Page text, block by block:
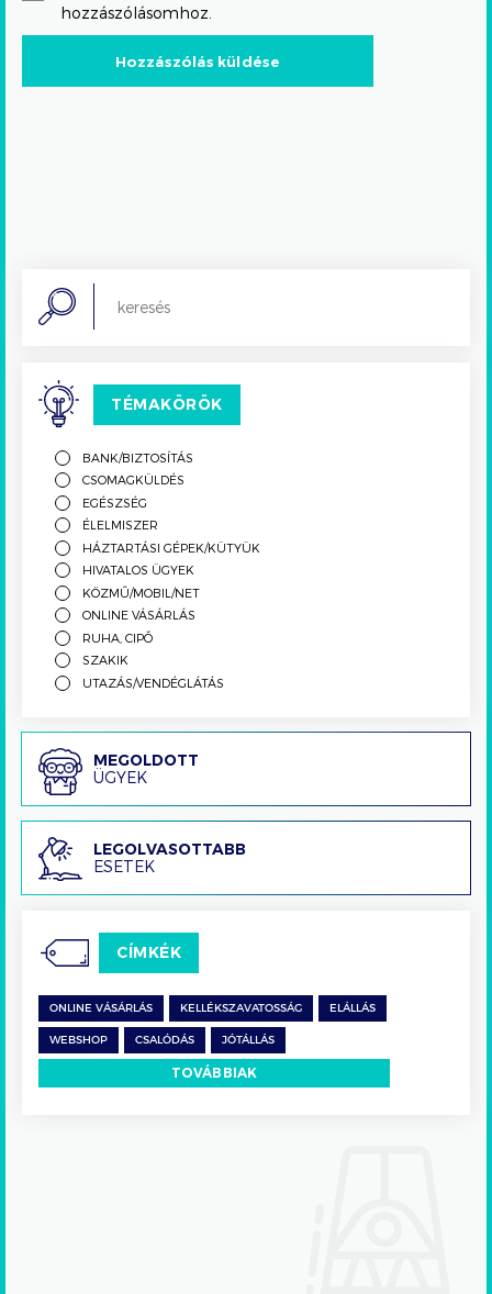
hozzászólásomhoz.
Search
TÉMAKÖRÖK
BANK/BIZTOSÍTÁS
CSOMAGKÜLDÉS
EGÉSZSÉG
ÉLELMISZER
HÁZTARTÁSI GÉPEK/KÜTYÜK
HIVATALOS ÜGYEK
KÖZMŰ/MOBIL/NET
ONLINE VÁSÁRLÁS
RUHA, CIPŐ
SZAKIK
UTAZÁS/VENDÉGLÁTÁS
Megoldott
ügyek
MEGOLDOTT
ÜGYEK
Legolvasottabb
esetek
LEGOLVASOTTABB
ESETEK
CÍMKÉK
ONLINE VÁSÁRLÁS KELLÉKSZAVATOSSÁG ELÁLLÁS
WEBSHOP CSALÓDÁS JÓTÁLLÁS
TOVÁBBIAK